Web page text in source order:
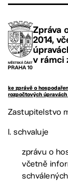
Zpráva
2014,
v rámci
ke zprávě o
rozpočtových
Zastupitelstvo
I. schvaluje
zprávu o
včetně